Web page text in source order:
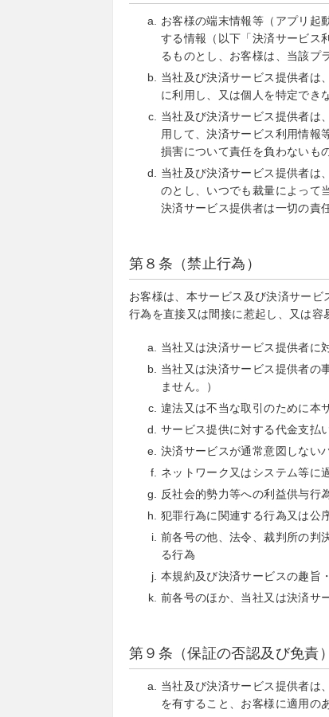
お客様の端末情報等（アプリ起
する情報（以下「決済サービス
るものとし、お客様は、当該プ
当社及び決済サービス提供者は
に利用し、又は個人を特定でき
当社及び決済サービス提供者は
用して、決済サービス利用情報
損害について責任を負わないも
当社及び決済サービス提供者は
のとし、いつでも裁量によって
決済サービス提供者は一切の責
第８条（禁止行為）
お客様は、本サービス及び決済サー
行為を直接又は間接に惹起し、又は容
当社又は決済サービス提供者に
当社又は決済サービス提供者の
ません。）
違法又は不当な取引のために本
サービス提供に対する代金支払
決済サービスが通常意図しない
ネットワーク又はシステム等に
反社会的勢力等への利益供与行
犯罪行為に関連する行為又は公
前各号の他、法令、裁判所の判
る行為
本規約及び決済サービスの趣旨
前各号のほか、当社又は決済サ
第９条（保証の否認及び免責）
当社及び決済サービス提供者は
を有すること、お客様に適用の